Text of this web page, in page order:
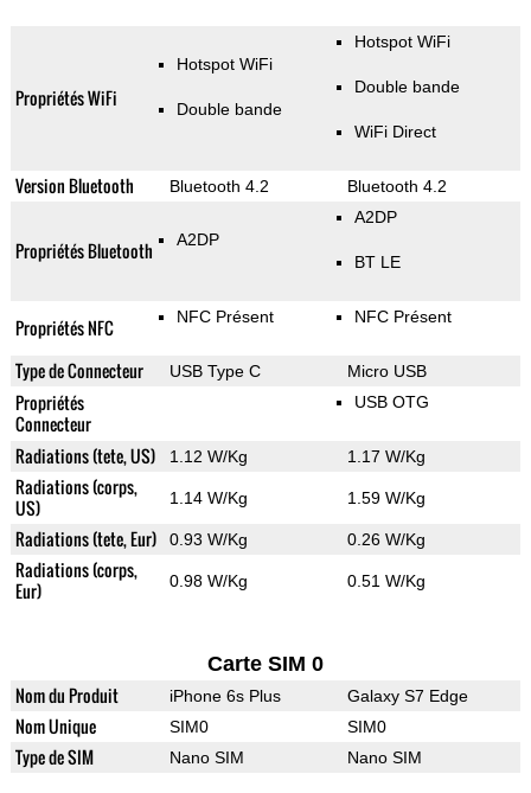
Propriétés WiFi
Hotspot WiFi
Double bande
Hotspot WiFi
Double bande
WiFi Direct
Version Bluetooth Bluetooth 4.2 Bluetooth 4.2
Propriétés Bluetooth A2DP
A2DP
BT LE
Propriétés NFC NFC Présent NFC Présent
Type de Connecteur USB Type C Micro USB
Propriétés
Connecteur
USB OTG
Radiations (tete, US) 1.12 W/Kg 1.17 W/Kg
Radiations (corps,
US)
1.14 W/Kg 1.59 W/Kg
Radiations (tete, Eur) 0.93 W/Kg 0.26 W/Kg
Radiations (corps,
Eur)
0.98 W/Kg 0.51 W/Kg
Carte SIM 0
Nom du Produit iPhone 6s Plus Galaxy S7 Edge
Nom Unique SIM0 SIM0
Type de SIM Nano SIM Nano SIM